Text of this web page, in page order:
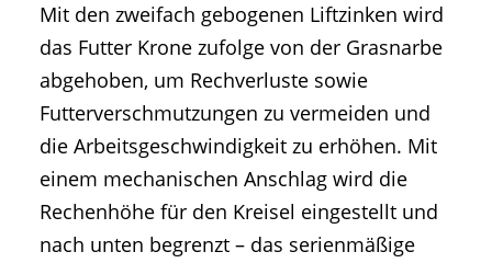
Mit den zweifach gebogenen Liftzinken wird
das Futter Krone zufolge von der Grasnarbe
abgehoben, um Rechverluste sowie
Futterverschmutzungen zu vermeiden und
die Arbeitsgeschwindigkeit zu erhöhen. Mit
einem mechanischen Anschlag wird die
Rechenhöhe für den Kreisel eingestellt und
nach unten begrenzt – das serienmäßige